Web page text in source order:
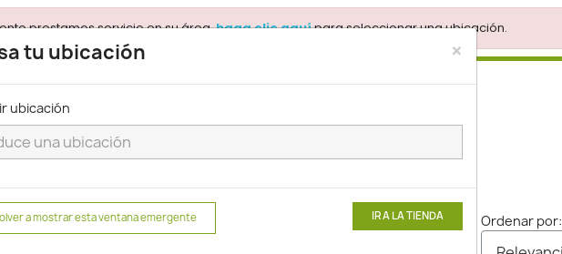
prestamos servicio en su área.haga clic aquípara seleccionar una ubicación.
×
tu ubicación
ubicación
a mostrar esta ventana emergente IR A LA TIENDA Ordenar por: